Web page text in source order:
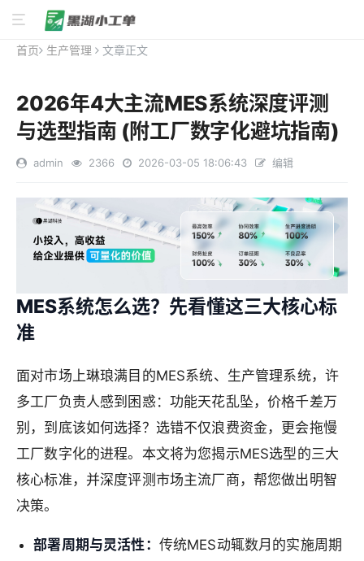
首页 生产管理 文章正文
2026年4大主流MES系统深度评测
与选型指南 (附工厂数字化避坑指南)
admin 2366 2026-03-05 18:06:43 编辑
MES系统怎么选？先看懂这三大核心标
准
面对市场上琳琅满目的MES系统、生产管理系统，许
多工厂负责人感到困惑：功能天花乱坠，价格千差万
别，到底该如何选择？选错不仅浪费资金，更会拖慢
工厂数字化的进程。本文将为您揭示MES选型的三大
核心标准，并深度评测市场主流厂商，帮您做出明智
决策。
部署周期与灵活性： 传统MES动辄数月的实施周期